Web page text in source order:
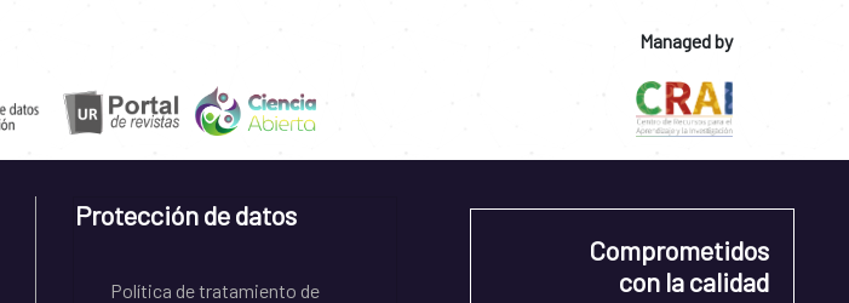
Managed by
Protección de datos
Política de tratamiento de
Comprometidos
con la calidad